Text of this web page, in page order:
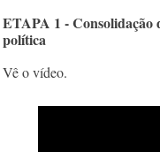
ETAPA 1 - Consolidação
política
Vê o vídeo.